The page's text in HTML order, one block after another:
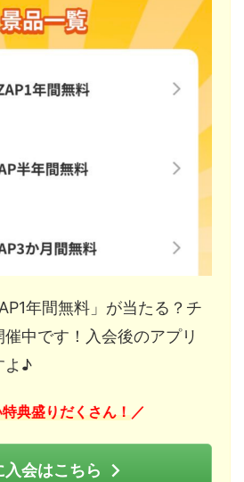
年間無料」が当たる？チ
中です！入会後のアプリ
よ♪
典盛りだくさん！／
入会はこちら